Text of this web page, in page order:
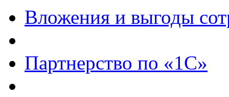
Вложения и выгоды
Партнерство по «1С»